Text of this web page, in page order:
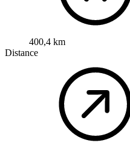
400,4 km
Distance